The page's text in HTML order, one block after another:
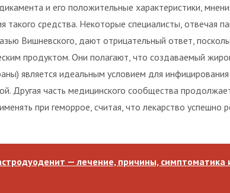
и его положительные характеристики,
такого средства. Некоторые специалисты, отвечая
Вишневского, дают отрицательный ответ,
продуктом. Они полагают, что создаваемый
является идеальным условием для
Другая часть медицинского сообщества
при геморрое, считая, что лекарство успешно
— лечение, причины,